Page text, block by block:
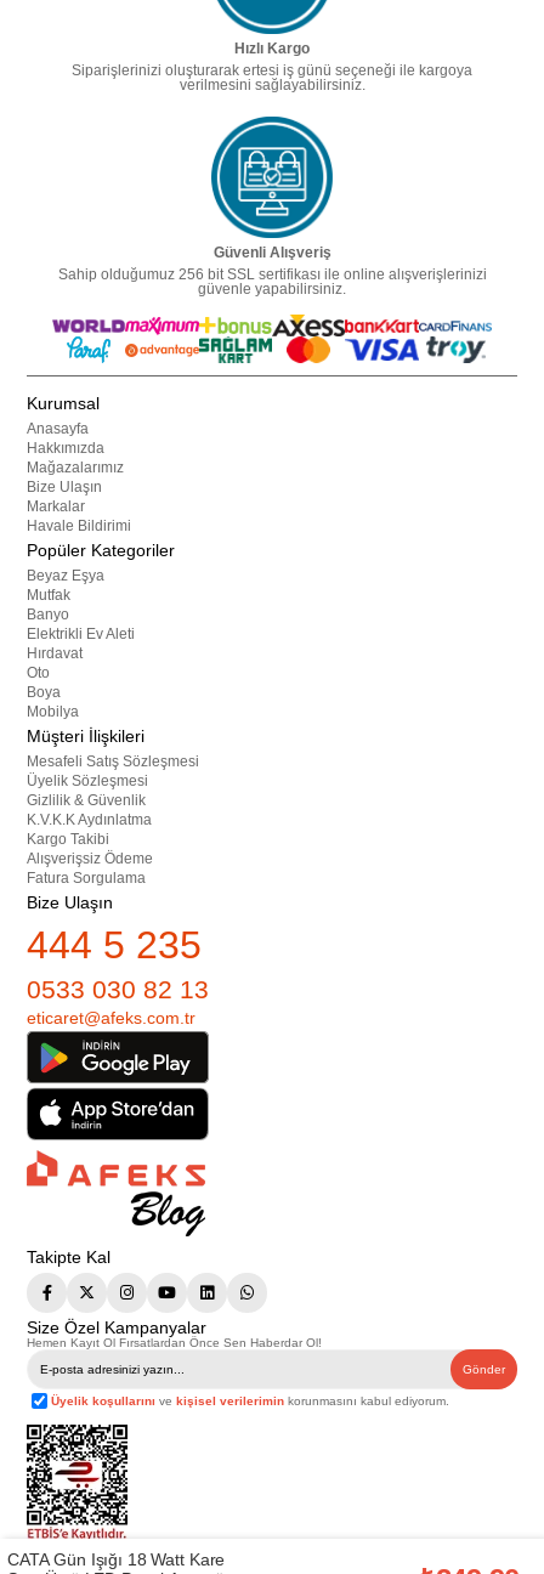
Hızlı Kargo
Siparişlerinizi oluşturarak ertesi iş günü seçeneği ile kargoya
verilmesini sağlayabilirsiniz.
Güvenli Alışveriş
Sahip olduğumuz 256 bit SSL sertifikası ile online alışverişlerinizi
güvenle yapabilirsiniz.
Kurumsal
Anasayfa
Hakkımızda
Mağazalarımız
Bize Ulaşın
Markalar
Havale Bildirimi
Popüler Kategoriler
Beyaz Eşya
Mutfak
Banyo
Elektrikli Ev Aleti
Hırdavat
Oto
Boya
Mobilya
Müşteri İlişkileri
Mesafeli Satış Sözleşmesi
Üyelik Sözleşmesi
Gizlilik & Güvenlik
K.V.K.K Aydınlatma
Kargo Takibi
Alışverişsiz Ödeme
Fatura Sorgulama
Bize Ulaşın
444 5 235
0533 030 82 13
eticaret@afeks.com.tr
Takipte Kal
Size Özel Kampanyalar
Hemen Kayıt Ol Fırsatlardan Önce Sen Haberdar Ol!
Gönder
Üyelik koşullarını vekişisel verilerimin korunmasını kabul ediyorum.
Telif Hakkı © 2026Afeks Yapı Market . Tüm hakları saklıdır.
CATA Gün Işığı 18 Watt Kare